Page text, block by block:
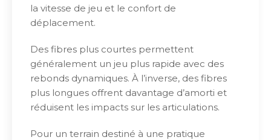
la vitesse de jeu et le confort de
déplacement.
Des fibres plus courtes permettent
généralement un jeu plus rapide avec des
rebonds dynamiques. À l’inverse, des fibres
plus longues offrent davantage d’amorti et
réduisent les impacts sur les articulations.
Pour un terrain destiné à une pratique